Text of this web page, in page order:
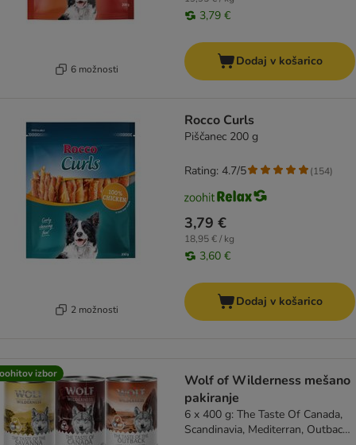
6 možnosti
3,79 €
Dodaj v košarico
2 možnosti
Rocco Curls
Piščanec 200 g
3,79 €
18,95 € / kg
3,60 €
Rating: 4.7/5 (154)
Dodaj v košarico
izbor
Wolf of Wilderness mešano
pakiranje
6 x 400 g: The Taste Of Canada,
Scandinavia, Mediterran, Outback,